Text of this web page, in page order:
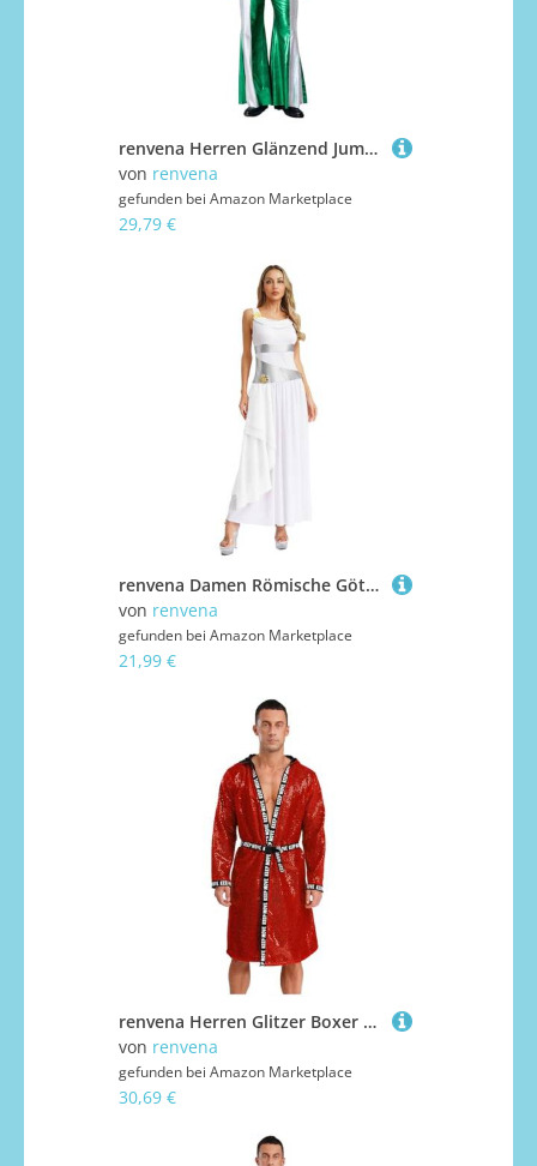
renvena Herren Glänzend Jumpsuit Einteiler Anzug Overall Ärmellos Schlager mit Kontrastfarbe Hippie Disco Outfit Halloween Rave Party Kostüm Grün XXL
von renvena
gefunden bei Amazon Marketplace
29,79 €
renvena Damen Römische Göttin Königin Kostüm Kleid Lange Ärmellos Toga Maxikleid Rollenspiel Karneval Fasching Kostüm Weiß S
von renvena
gefunden bei Amazon Marketplace
21,99 €
renvena Herren Glitzer Boxer Mantel Kimono Boxing Robe mit Kapuze Pailletten Jacke Bademantel Muay Thai Kickboxer Training Outfit Rot L
von renvena
gefunden bei Amazon Marketplace
30,69 €